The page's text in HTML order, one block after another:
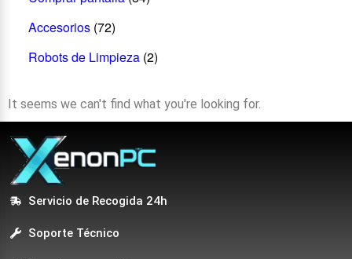
Accesorios (72)
Robots de Limpieza (2)
It seems we can't find what you're looking for.
Servicio de Recogida 24h
Soporte Técnico